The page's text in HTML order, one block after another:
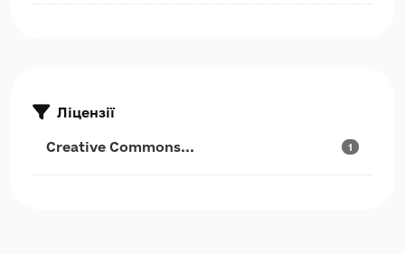
Ліцензії
Creative Commons... 1